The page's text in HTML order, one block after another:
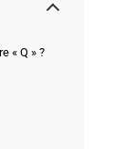
« Q » ?